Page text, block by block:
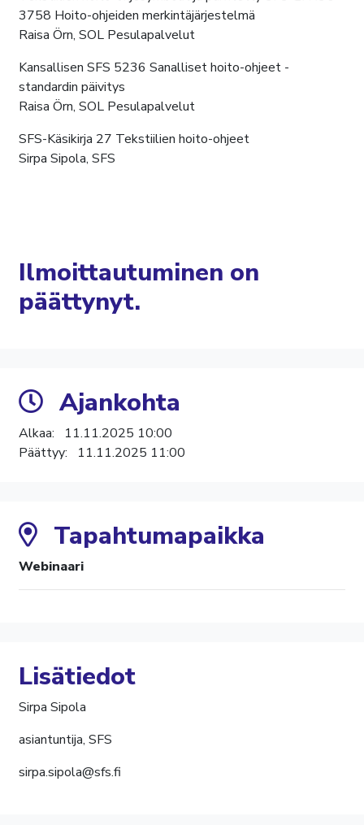
3758 Hoito-ohjeiden merkintäjärjestelmä
Raisa Örn, SOL Pesulapalvelut
Kansallisen SFS 5236 Sanalliset hoito-ohjeet -
standardin päivitys
Raisa Örn, SOL Pesulapalvelut
SFS-Käsikirja 27 Tekstiilien hoito-ohjeet
Sirpa Sipola, SFS
Ilmoittautuminen on
päättynyt.
Ajankohta
Alkaa: 11.11.2025 10:00
Päättyy: 11.11.2025 11:00
Tapahtumapaikka
Webinaari
Lisätiedot
Sirpa Sipola
asiantuntija, SFS
sirpa.sipola@sfs.fi